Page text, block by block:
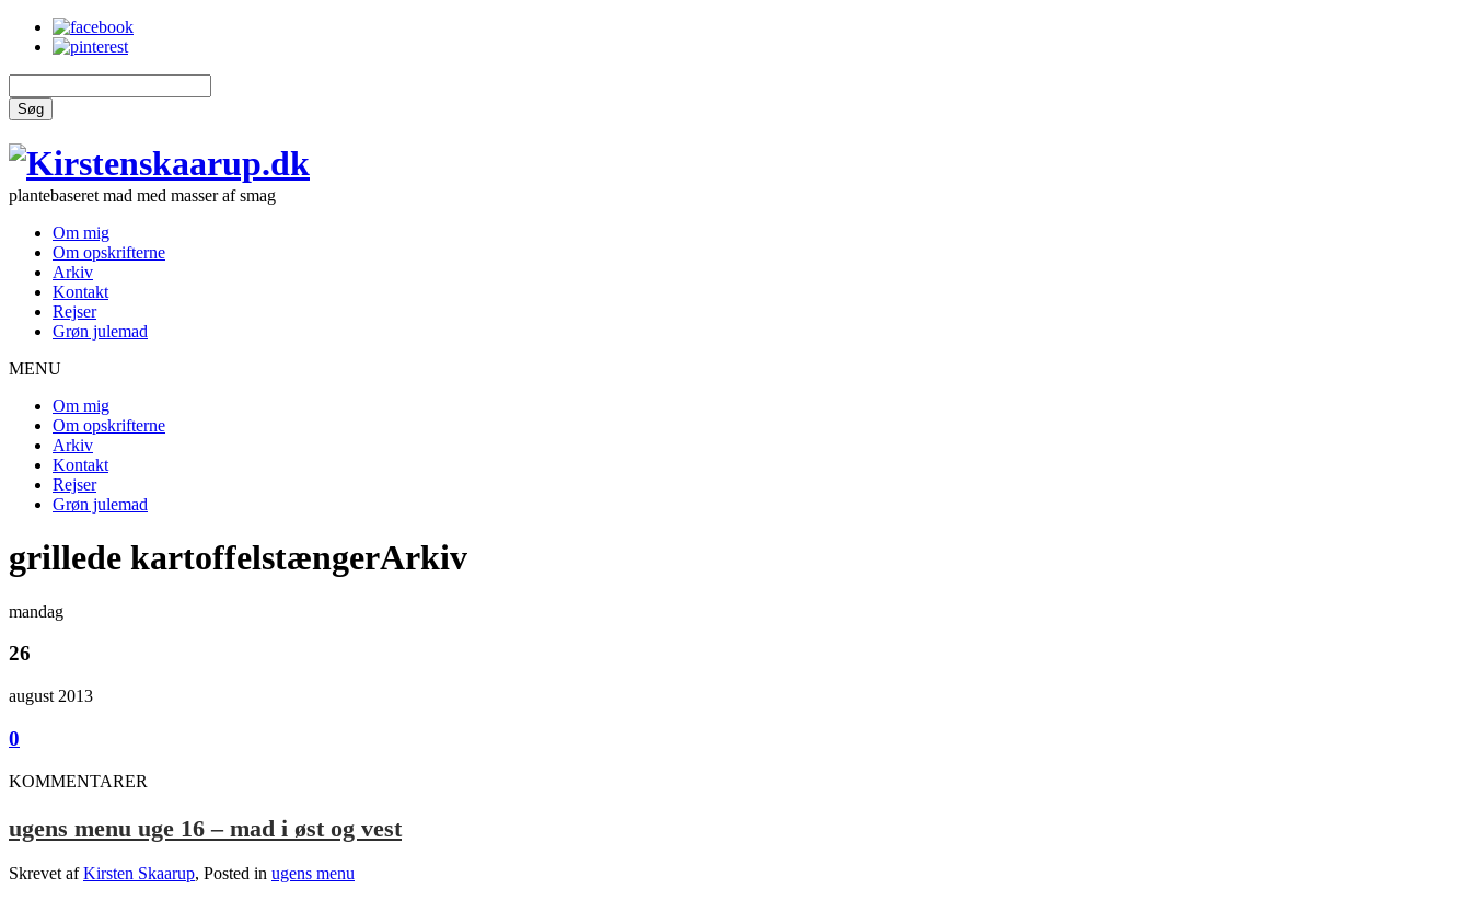
Søg
plantebaseret mad med masser af smag
Om mig
Om opskrifterne
Arkiv
Kontakt
Rejser
Grøn julemad
MENU
Om mig
Om opskrifterne
Arkiv
Kontakt
Rejser
Grøn julemad
grillede kartoffelstængerArkiv
mandag
26
august 2013
0
KOMMENTARER
ugens menu uge 16 – mad i øst og vest
Skrevet afKirsten Skaarup, Posted in ugens menu